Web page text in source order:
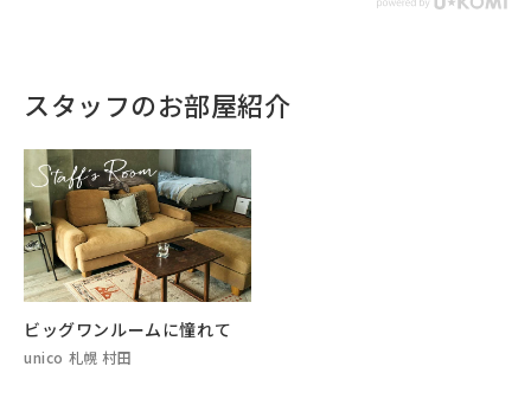
スタッフのお部屋紹介
ビッグワンルームに憧れて
unico 札幌 村田